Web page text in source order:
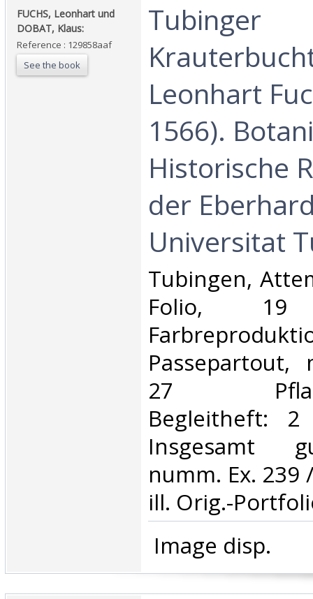
‎FUCHS, Leonhart und
DOBAT, Klaus:‎
Reference : 129858aaf
See the book
‎Tubinger
Leonhart
1566).
Historische
der
Universitat
‎Tubingen,
Folio, 19
Passepartout,
27
Begleitheft:
Insgesamt
numm. Ex. 239
ill. Orig.-
‎ Image disp.‎